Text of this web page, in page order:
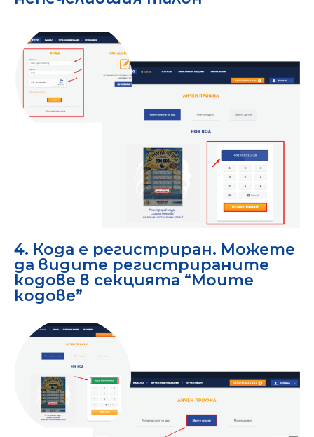
4. Кода е регистриран. Можете
да видите регистрираните
кодове в секцията “Моите
кодове”